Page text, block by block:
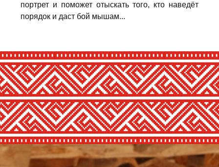
портрет и поможет отыскать того, кто наведёт
порядок и даст бой мышам...